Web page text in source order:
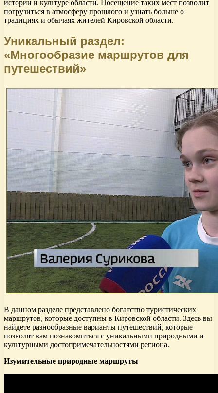
истории и культуре области. Посещение таких мест позволит
погрузиться в атмосферу прошлого и узнать больше о
традициях и обычаях жителей Кировской области.
Уникальный раздел:
«Многообразие маршрутов для
путешествий»
В данном разделе представлено богатство туристических
маршрутов, которые доступны в Кировской области. Здесь вы
найдете разнообразные варианты путешествий, которые
позволят вам познакомиться с уникальными природными и
культурными достопримечательностями региона.
Изумительные природные маршруты